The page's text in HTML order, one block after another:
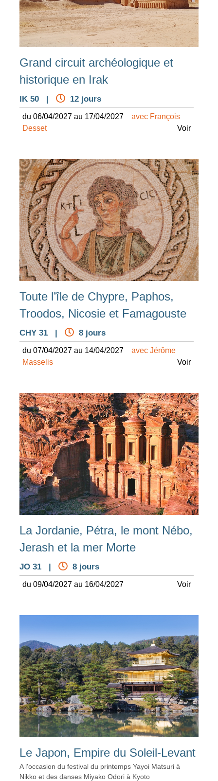
Grand circuit archéologique et
historique en Irak
IK 50 | 12 jours
du 06/04/2027 au 17/04/2027
avec François
Desset
Voir
Toute l’île de Chypre, Paphos,
Troodos, Nicosie et Famagouste
CHY 31 | 8 jours
du 07/04/2027 au 14/04/2027
avec Jérôme
Masselis
Voir
La Jordanie, Pétra, le mont Nébo,
Jerash et la mer Morte
JO 31 | 8 jours
du 09/04/2027 au 16/04/2027 Voir
Le Japon, Empire du Soleil-Levant
A l'occasion du festival du printemps Yayoi Matsuri à
Nikko et des danses Miyako Odori à Kyoto